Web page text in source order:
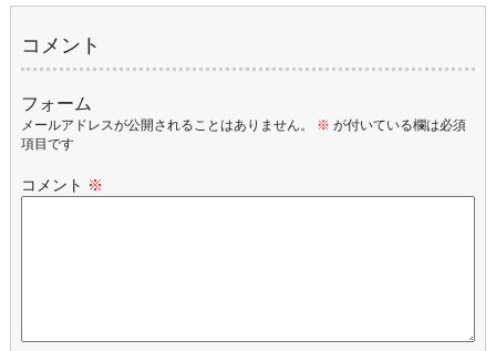
コメント
フォーム
メールアドレスが公開されることはありません。 ※ が付いている欄は必須
項目です
コメント ※